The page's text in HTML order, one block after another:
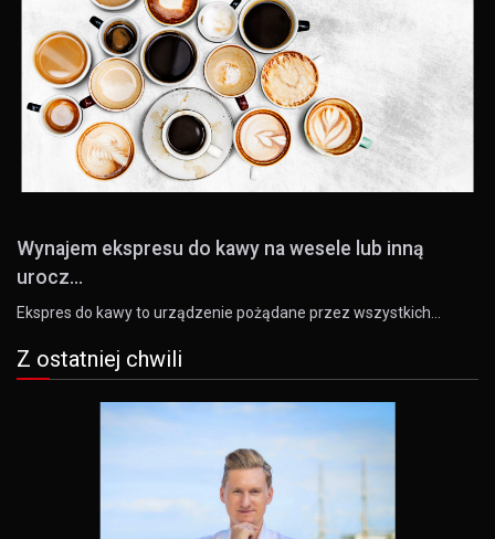
Wynajem ekspresu do kawy na wesele lub inną
urocz...
Ekspres do kawy to urządzenie pożądane przez wszystkich…
Z ostatniej chwili